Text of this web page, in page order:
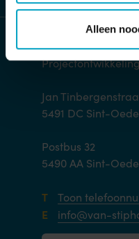
Alleen
Bouwbedrijf van
Jan
5491 DC Sint-
Postbus 32
5490 AA Sint-
T Toon
E info@van-